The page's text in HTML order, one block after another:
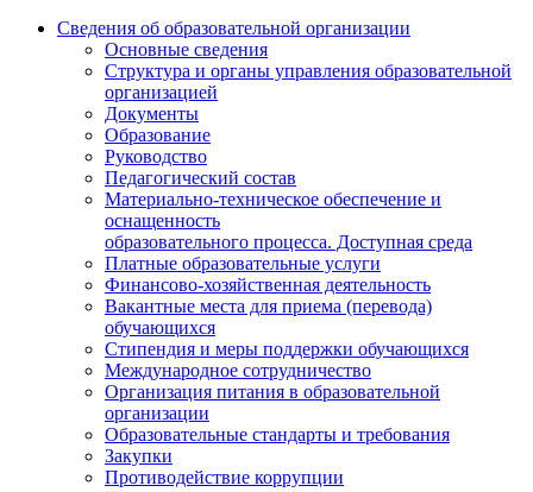
Сведения об образовательной организации
Основные сведения
Структура и органы управления образовательной
организацией
Документы
Образование
Руководство
Педагогический состав
Материально-техническое обеспечение и
оснащенность
образовательного процесса. Доступная среда
Платные образовательные услуги
Финансово-хозяйственная деятельность
Вакантные места для приема (перевода)
обучающихся
Стипендия и меры поддержки обучающихся
Международное сотрудничество
Организация питания в образовательной
организации
Образовательные стандарты и требования
Закупки
Противодействие коррупции